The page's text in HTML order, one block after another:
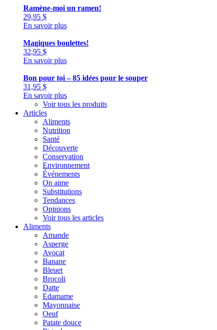
Ramène-moi un ramen!
29,95 $
En savoir plus
Magiques boulettes!
32,95 $
En savoir plus
Bon pour toi – 85 idées pour le souper
31,95 $
En savoir plus
Voir tous les produits
Articles
Aliments
Nutrition
Santé
Découverte
Conservation
Environnement
Événements
On aime
Substitutions
Tendances
Opinions
Voir tous les articles
Aliments
Amande
Asperge
Avocat
Banane
Bleuet
Brocoli
Datte
Edamame
Mayonnaise
Oeuf
Patate douce